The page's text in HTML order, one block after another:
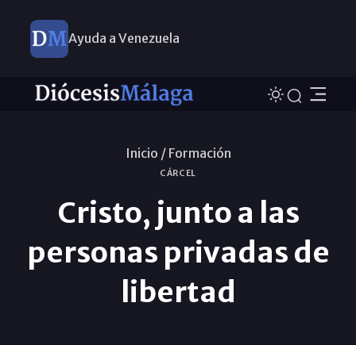
Ayuda a Venezuela
Inicio / Formación
CÁRCEL
Cristo, junto a las
personas privadas de
libertad